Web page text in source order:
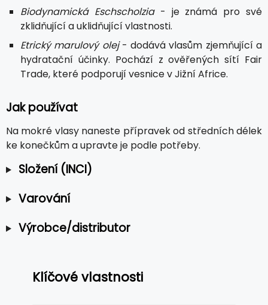
Biodynamická Eschscholzia- je známá pro své
zklidňující a uklidňující vlastnosti.
Etrický marulový olej- dodává vlasům zjemňující a
hydratační účinky. Pochází z ověřených sítí Fair
Trade, které podporují vesnice v Jižní Africe.
Jak používat
Na mokré vlasy naneste přípravek od středních délek
ke konečkům a upravte je podle potřeby.
Složení (INCI)
Varování
Výrobce/distributor
Klíčové vlastnosti